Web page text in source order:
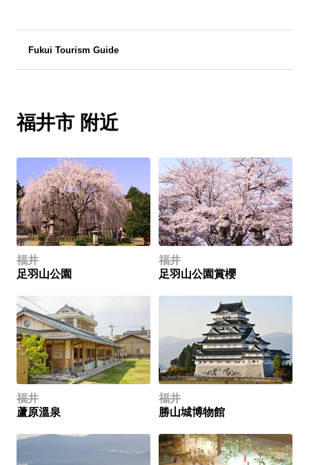
Fukui Tourism Guide
福井市 附近
福井
足羽山公園
福井
足羽山公園賞櫻
福井
蘆原溫泉
福井
勝山城博物館